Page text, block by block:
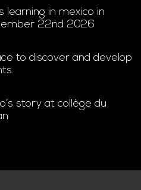
learning in mexico in
22nd 2026
to discover and develop
story at collège du